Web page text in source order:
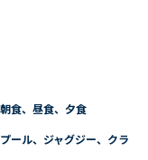
食、昼食、夕食
ール、ジャグジー、クラ